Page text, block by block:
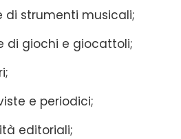
di strumenti musicali;
di giochi e giocattoli;
e periodici;
editoriali;